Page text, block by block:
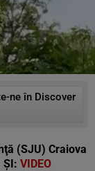
ne în Discover
(SJU) Craiova
ȘI: VIDEO